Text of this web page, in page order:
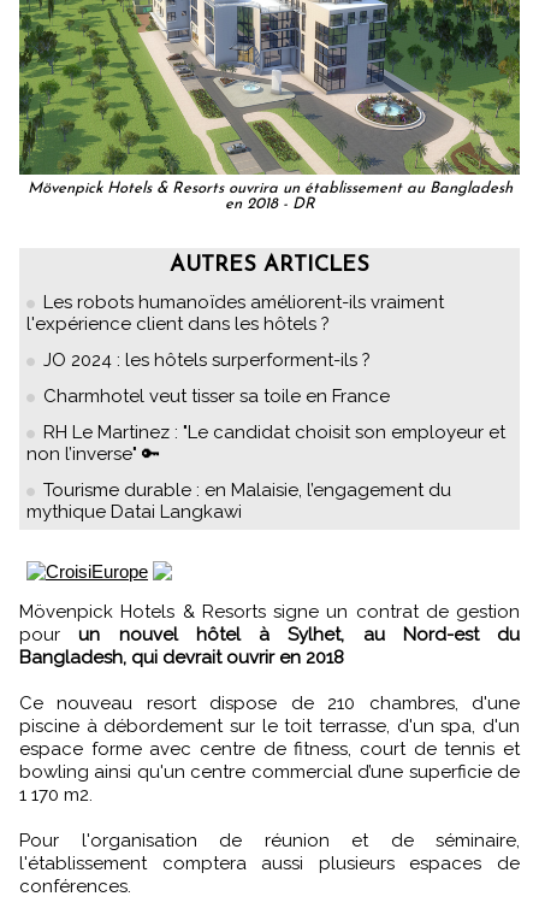
Mövenpick Hotels & Resorts ouvrira un établissement au Bangladesh
en 2018 - DR
AUTRES ARTICLES
Les robots humanoïdes améliorent-ils vraiment
l'expérience client dans les hôtels ?
JO 2024 : les hôtels surperforment-ils ?
Charmhotel veut tisser sa toile en France
RH Le Martinez : "Le candidat choisit son employeur et
non l’inverse" 🔑
Tourisme durable : en Malaisie, l’engagement du
mythique Datai Langkawi
Mövenpick Hotels & Resorts signe un contrat de gestion
pourun nouvel hôtel à Sylhet, au Nord-est du
Bangladesh, qui devrait ouvrir en 2018
Ce nouveau resort dispose de 210 chambres, d'une
piscine à débordement sur le toit terrasse, d'un spa, d'un
espace forme avec centre de fitness, court de tennis et
bowling ainsi qu'un centre commercial d’une superficie de
1 170 m2.
Pour l'organisation de réunion et de séminaire,
l'établissement comptera aussi plusieurs espaces de
conférences.